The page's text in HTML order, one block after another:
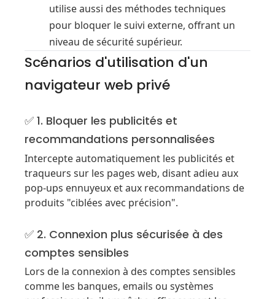
utilise aussi des méthodes techniques
pour bloquer le suivi externe, offrant un
niveau de sécurité supérieur.
Scénarios d'utilisation d'un
navigateur web privé
✅ 1. Bloquer les publicités et
recommandations personnalisées
Intercepte automatiquement les publicités et
traqueurs sur les pages web, disant adieu aux
pop-ups ennuyeux et aux recommandations de
produits "ciblées avec précision".
✅ 2. Connexion plus sécurisée à des
comptes sensibles
Lors de la connexion à des comptes sensibles
comme les banques, emails ou systèmes